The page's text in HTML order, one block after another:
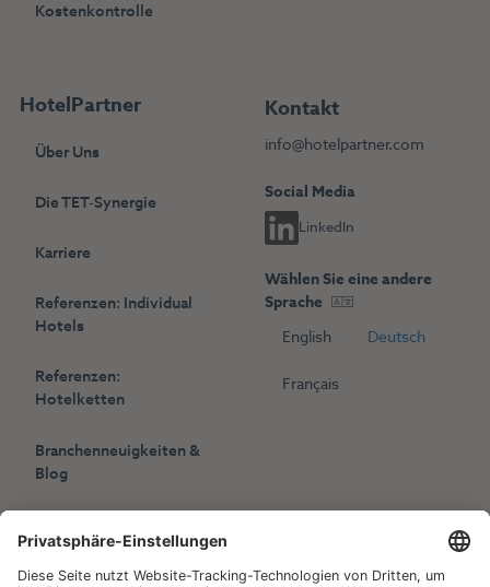
Kostenkontrolle
HotelPartner
Über Uns
Die TET-Synergie
Karriere
Referenzen: Individual
Hotels
Referenzen:
Hotelketten
Branchenneuigkeiten &
Blog
Veranstaltungen
Kontakt
info@hotelpartner.com
Social Media
LinkedIn
Wählen Sie eine andere
Sprache
English
Deutsch
Français